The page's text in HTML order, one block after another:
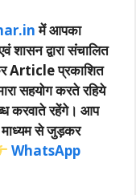
में आपका
शासन द्वारा संचालित
Article प्रकाशित
सहयोग करते रहिये
करवाते रहेंगे। आप
माध्यम से जुड़कर
WhatsApp